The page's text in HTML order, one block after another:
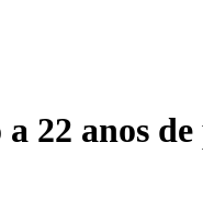
22 anos